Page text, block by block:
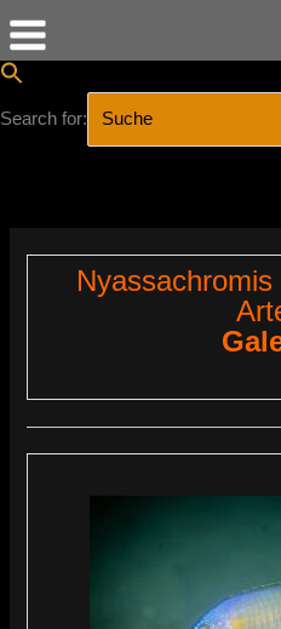
Search for: